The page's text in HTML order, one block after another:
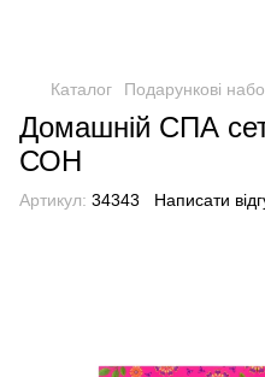
Каталог Подарункові
Домашній СПА
СОН
Артикул: 34343 Написати